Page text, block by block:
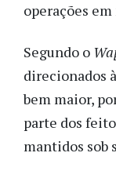
operações
Segundo o
direcionados
bem maior,
parte dos
mantidos sob